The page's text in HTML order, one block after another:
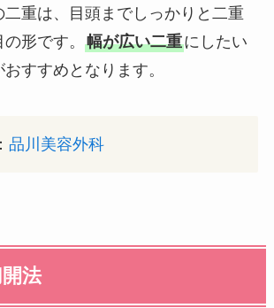
重は、目頭までしっかりと二重
形です。
幅が広い二重にしたい
すすめとなります。
品川美容外科
法